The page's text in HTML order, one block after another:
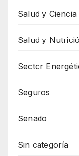
Salud y Ciencia
Salud y
Sector
Seguros
Senado
Sin categoría